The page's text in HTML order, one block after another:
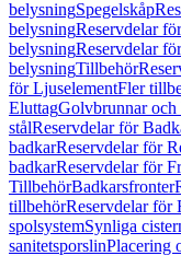
belysningSpegelskåp
belysningReservdelar
belysningReservdelar
belysningTillbehör
för LjuselementFler
EluttagGolvbrunnar och
stålReservdelar för
badkarReservdelar för
badkarReservdelar för
TillbehörBadkarsfronter
tillbehörReservdelar för
spolsystemSynliga
sanitetsporslinPlacering